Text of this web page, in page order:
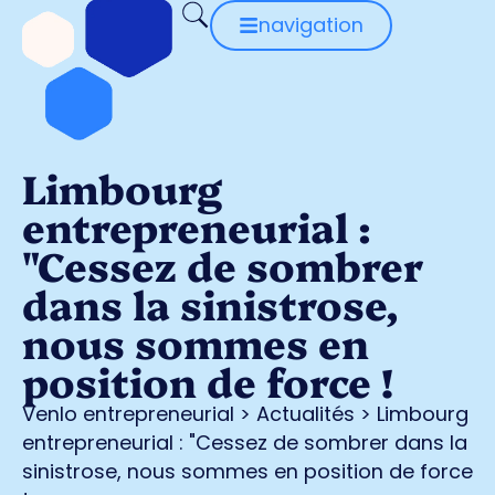
navigation
Limbourg
entrepreneurial :
"Cessez de sombrer
dans la sinistrose,
nous sommes en
position de force !
Venlo entrepreneurial > Actualités > Limbourg
entrepreneurial : "Cessez de sombrer dans la
sinistrose, nous sommes en position de force